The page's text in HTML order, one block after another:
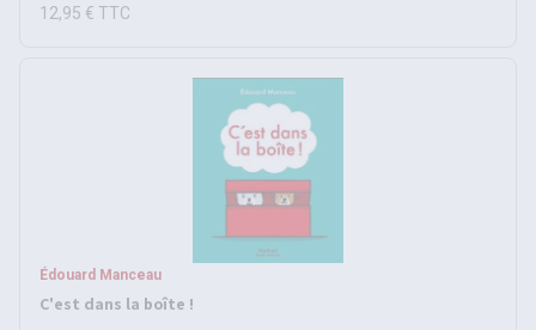
12,95 € TTC
Édouard Manceau
C'est dans la boîte !